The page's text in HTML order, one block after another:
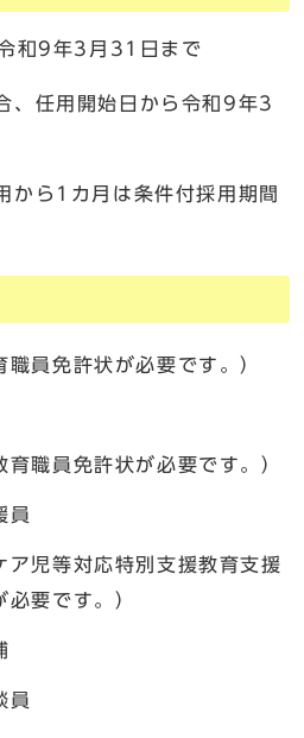
和9年3月31日まで
、任用開始日から令和9年3
から1カ月は条件付採用期間
員免許状が必要です。）
育職員免許状が必要です。）
員
ア児等対応特別支援教育支援
要です。）
員